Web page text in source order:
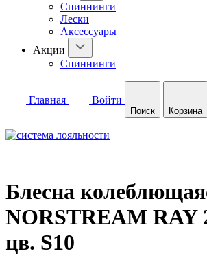
Спиннинги
Лески
Аксессуары
Акции
Спиннинги
Главная Войти
Поиск Корзина
Блесна
NORSTREAM RAY
цв. S10